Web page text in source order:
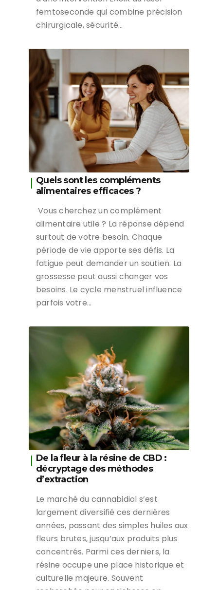
femtoseconde qui combine précision
chirurgicale, sécurité…
Quels sont les compléments
alimentaires efficaces ?
Vous cherchez un complément
alimentaire utile ? La réponse dépend
surtout de votre besoin. Chaque
période de vie apporte ses défis. La
fatigue peut demander un soutien. La
grossesse peut aussi changer vos
besoins. Le cycle menstruel influence
parfois votre…
De la fleur à la résine de CBD :
décryptage des méthodes
d’extraction
Le marché du cannabidiol s’est
largement diversifié ces dernières
années, passant des simples huiles aux
fleurs brutes, jusqu’aux produits plus
concentrés. Parmi ces derniers, la
résine occupe une place historique et
culturelle majeure. Souvent